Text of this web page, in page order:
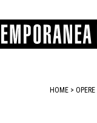
HOME > OPERE